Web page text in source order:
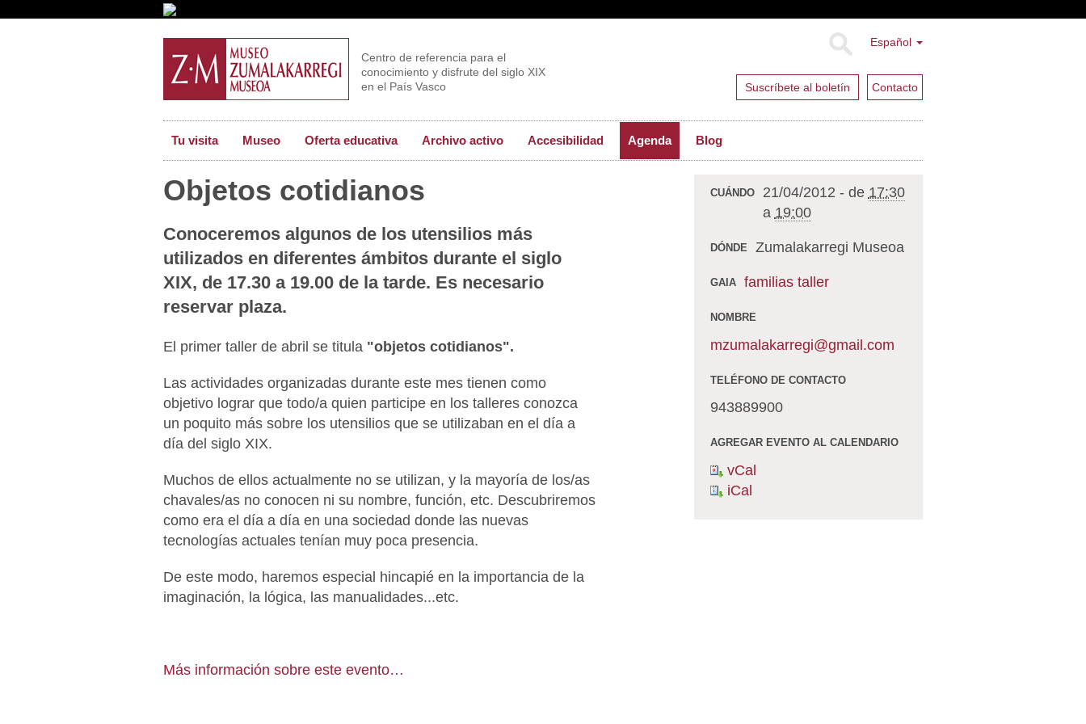
Español
Suscríbete al boletín Contacto
Centro de referencia para el
conocimiento y disfrute del siglo XIX
en el País Vasco
Tu visita Museo Oferta educativa Archivo activo Accesibilidad Agenda Blog
Objetos cotidianos
Conoceremos algunos de los utensilios más
utilizados en diferentes ámbitos durante el siglo
XIX, de 17.30 a 19.00 de la tarde. Es necesario
reservar plaza.
El primer taller de abril se titula "objetos cotidianos".
Las actividades organizadas durante este mes tienen como
objetivo lograr que todo/a quien participe en los talleres conozca
un poquito más sobre los utensilios que se utilizaban en el día a
día del siglo XIX.
Muchos de ellos actualmente no se utilizan, y la mayoría de los/as
chavales/as no conocen ni su nombre, función, etc. Descubriremos
como era el día a día en una sociedad donde las nuevas
tecnologías actuales tenían muy poca presencia.
De este modo, haremos especial hincapié en la importancia de la
imaginación, la lógica, las manualidades...etc.
Más información sobre este evento…
CUÁNDO 21/04/2012 -de 17:30
a 19:00
DÓNDE Zumalakarregi Museoa
GAIA familias taller
NOMBRE
mzumalakarregi@gmail.com
TELÉFONO DE CONTACTO
943889900
AGREGAR EVENTO AL CALENDARIO
vCal
iCal